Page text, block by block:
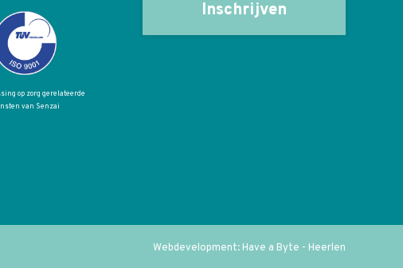
op zorg gerelateerde
van Senzai
Webdevelopment: Have a Byte - Heerlen